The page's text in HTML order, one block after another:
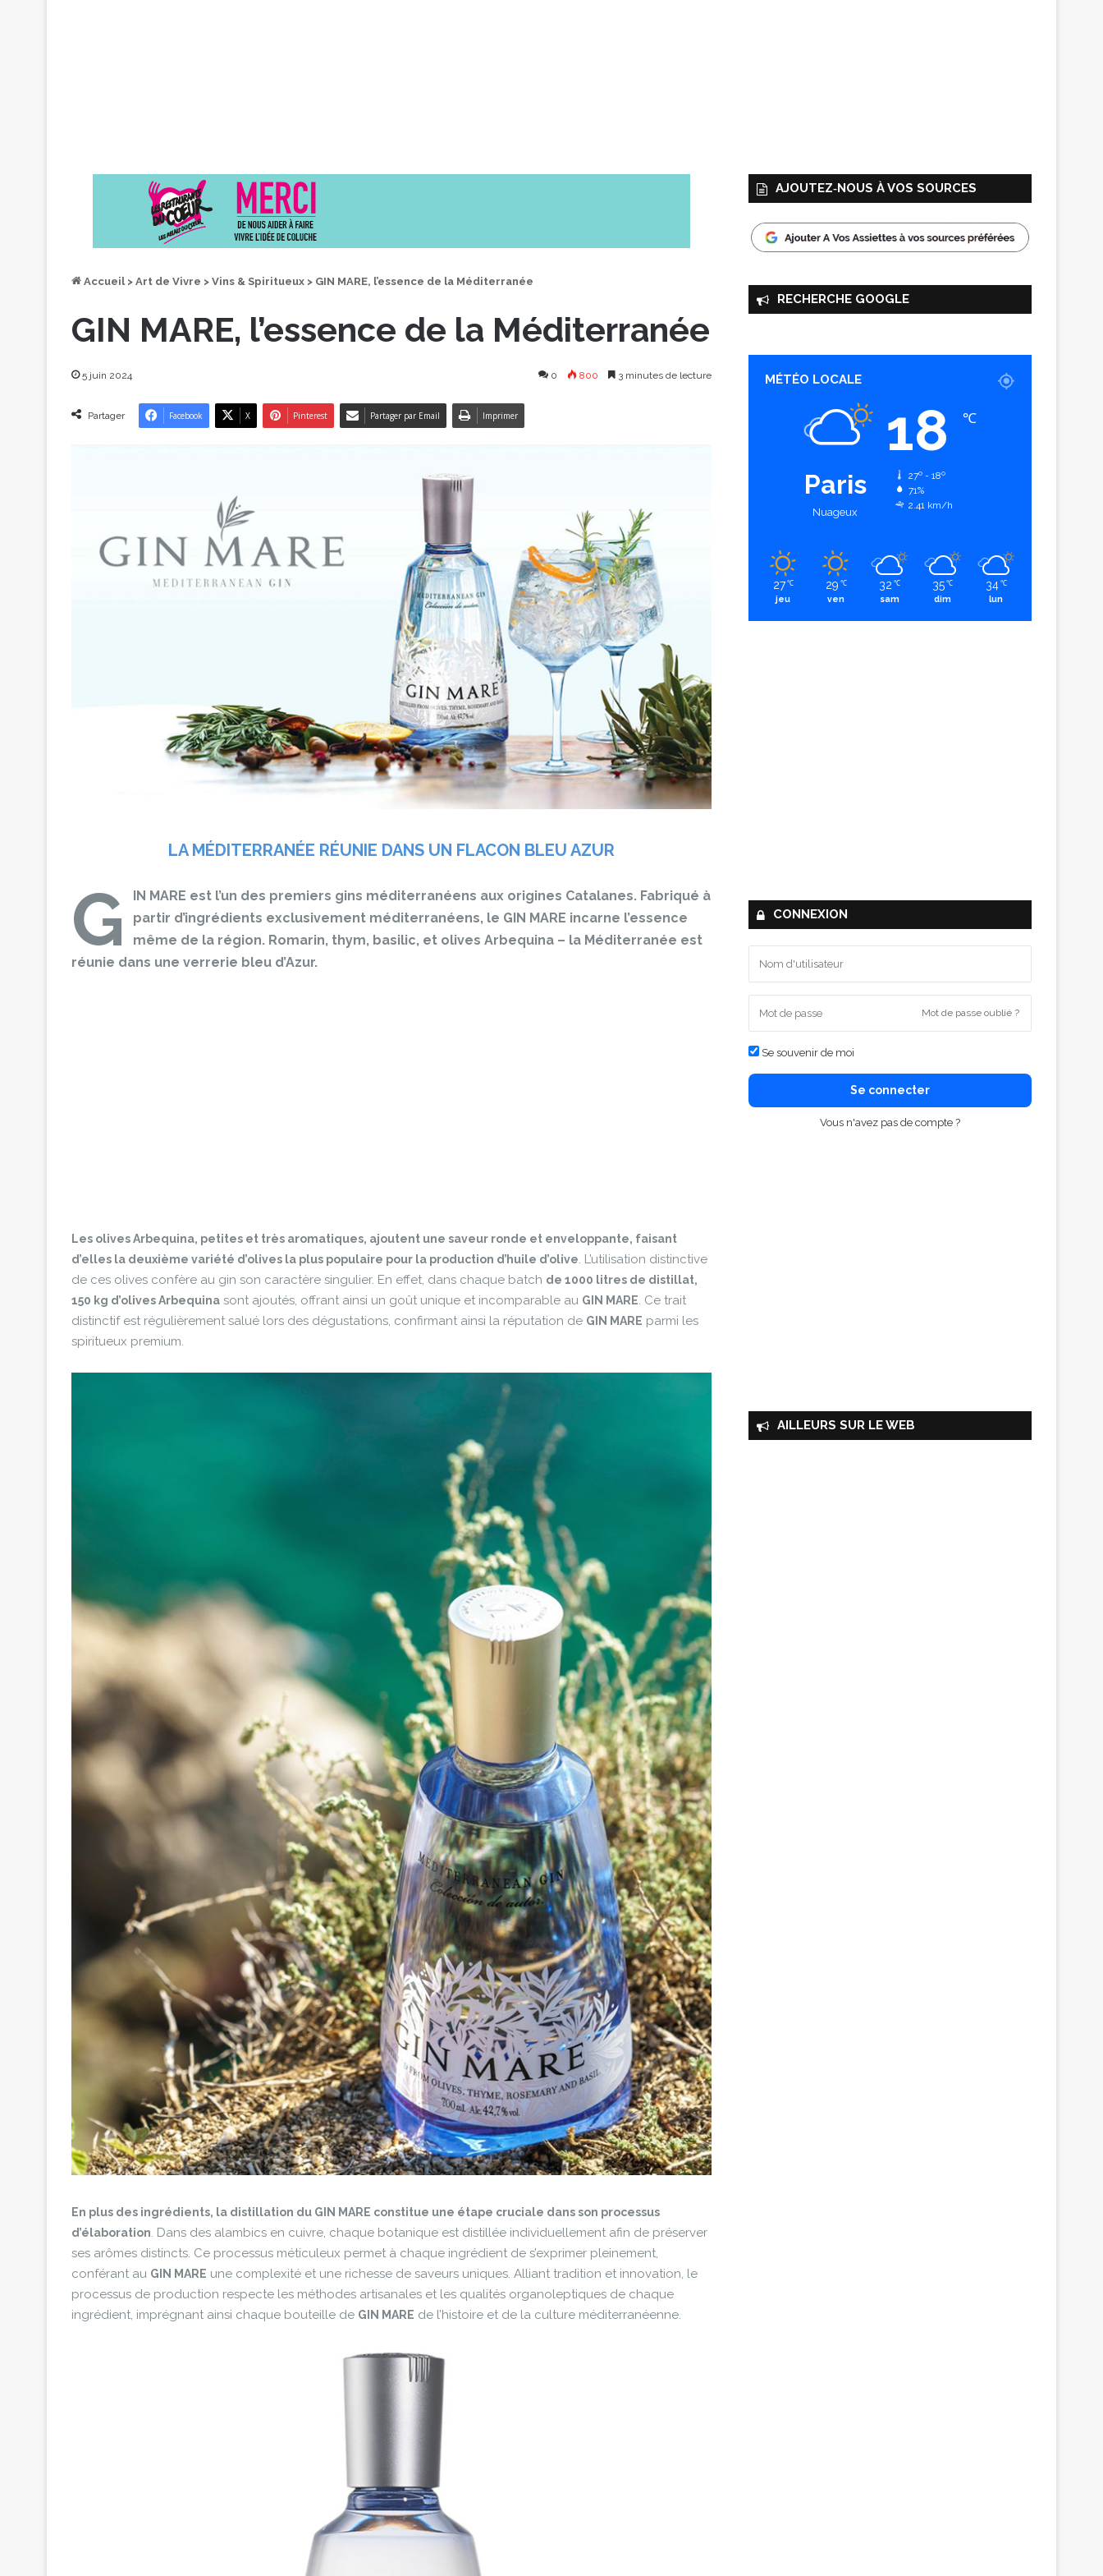
Accueil > Art de Vivre > Vins & Spiritueux > GIN MARE, l’essence de la Méditerranée
GIN MARE, l’essence de la Méditerranée
5 juin 2024 0 800 3 minutes de lecture
Partager Facebook X Pinterest Partager par Email Imprimer
LA MÉDITERRANÉE RÉUNIE DANS UN FLACON BLEU AZUR
G
IN MARE est l’un des premiers gins méditerranéens aux origines Catalanes. Fabriqué à
partir d’ingrédients exclusivement méditerranéens, le GIN MARE incarne l’essence
même de la région. Romarin, thym, basilic, et olives Arbequina – la Méditerranée est
réunie dans une verrerie bleu d’Azur.
Les olives Arbequina, petites et très aromatiques, ajoutent une saveur ronde et enveloppante, faisant
d’elles la deuxième variété d’olives la plus populaire pour la production d’huile d’olive. L’utilisation distinctive
de ces olives confère au gin son caractère singulier. En effet, dans chaque batch de 1000 litres de distillat,
150 kg d’olives Arbequina sont ajoutés, offrant ainsi un goût unique et incomparable au GIN MARE. Ce trait
distinctif est régulièrement salué lors des dégustations, confirmant ainsi la réputation de GIN MARE parmi les
spiritueux premium.
En plus des ingrédients, la distillation du GIN MARE constitue une étape cruciale dans son processus
d’élaboration . Dans des alambics en cuivre, chaque botanique est distillée individuellement afin de préserver
ses arômes distincts. Ce processus méticuleux permet à chaque ingrédient de s’exprimer pleinement,
conférant au GIN MARE une complexité et une richesse de saveurs uniques. Alliant tradition et innovation, le
processus de production respecte les méthodes artisanales et les qualités organoleptiques de chaque
ingrédient, imprégnant ainsi chaque bouteille de GIN MARE de l’histoire et de la culture méditerranéenne.
AJOUTEZ‑NOUS À VOS SOURCES
RECHERCHE GOOGLE
MÉTÉO LOCALE
Paris
Nuageux
18 ℃
27º - 18º
71%
2.41 km/h
27 ℃
jeu
29 ℃
ven
32 ℃
sam
35 ℃
dim
34 ℃
lun
CONNEXION
Mot de passe oublié ?
Se souvenir de moi
Se connecter
Vous n'avez pas de compte ?
AILLEURS SUR LE WEB